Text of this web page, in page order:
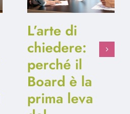
L’arte di
chiedere:
perché il
Board è la
prima leva